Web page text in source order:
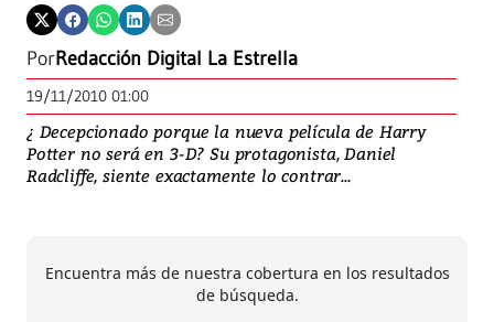
PorRedacción Digital La Estrella
19/11/2010 01:00
¿ Decepcionado porque la nueva película de Harry
Potter no será en 3-D? Su protagonista, Daniel
Radcliffe, siente exactamente lo contrar...
Encuentra más de nuestra cobertura en los resultados
de búsqueda.